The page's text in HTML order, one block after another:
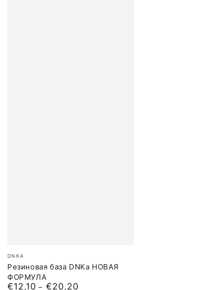
Бренд:
DNKA
Резиновая база DNKa НОВАЯ
ФОРМУЛА
Обычная
€12,10 €20,20